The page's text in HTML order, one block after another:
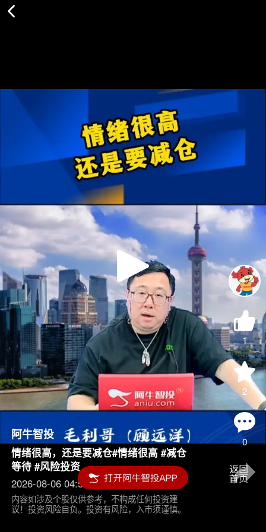
Play
Video
1
2
0
阿牛智投
情绪很高，还是要减仓#情绪很高 #减仓
等待 #风险投资
2026-08-06 04:55
内容如涉及个股仅供参考，不构成任何投资建
议！投资风险自负。投资有风险，入市须谨慎。